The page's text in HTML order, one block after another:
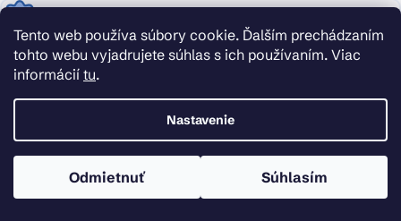
Tento web používa súbory cookie. Ďalším prechádzaním
tohto webu vyjadrujete súhlas s ich používaním. Viac
informácií tu.
Nastavenie
Odmietnuť Súhlasím
Garancia najlepšej ceny
Podpora, na ktorú je spoľahnutie
Doprava zdarma
Nakúpte nad 300 € alebo vyberajte tovar s ikonou dopravy zadarmo a doručenie